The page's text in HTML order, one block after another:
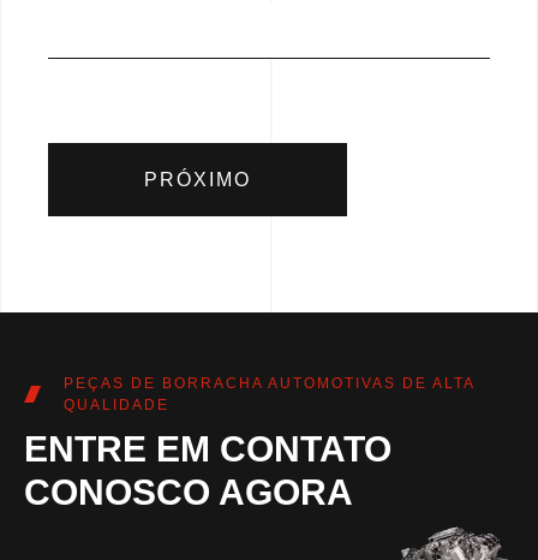
PRÓXIMO
PEÇAS DE BORRACHA AUTOMOTIVAS DE ALTA
QUALIDADE
ENTRE EM CONTATO
CONOSCO AGORA